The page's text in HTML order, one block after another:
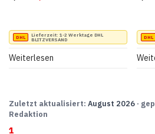
Lieferzeit: 1-2 Werktage DHL
BLITZVERSAND
Weiterlesen
Zuletzt aktualisiert: August 2026 ·
Redaktion
1